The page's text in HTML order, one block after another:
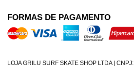
FORMAS DE PAGAMENTO
LOJA GRILU SURF SKATE SHOP LTDA | CNPJ: